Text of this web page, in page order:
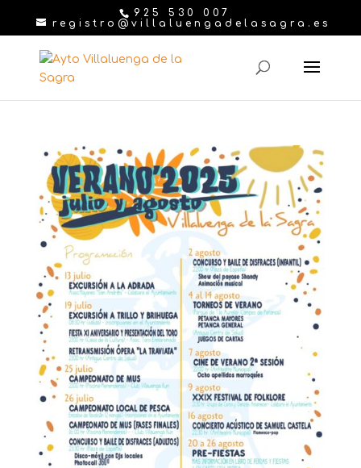
925 530 007
registro@villaluengadelasagra.es